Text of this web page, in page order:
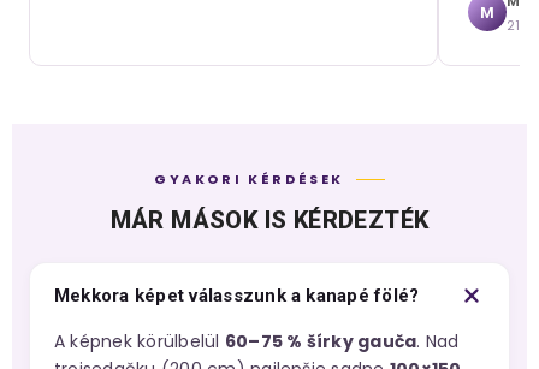
M
21.
GYAKORI KÉRDÉSEK
MÁR MÁSOK IS KÉRDEZTÉK
Mekkora képet válasszunk a kanapé fölé?
A képnek körülbelül 60–75 % šírky gauča. Nad